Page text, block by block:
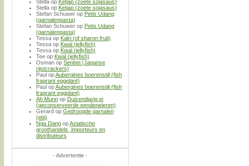
Stella op Ketjap (zoete sojasaus)
Stella op Ketjap (zoete sojasaus)
Stefan Schuwer op Petis Udang
(garnalenpasta)
Stefan Schuwer op Petis Udang
(garnalenpasta)
Tessa op Kaki (of sharon fruit)
Tessa op Kwal (jellyfish)
Tessa op Kwal (jellyfish)
Tee op Kwal (jellyfish)
Osman op Senbei (Japanse
rijstcrackers)
Paul opAubergines boerenstijl (fish
fragrant eggplant)
Paul opAubergines boerenstijl (fish
fragrant eggplant)
Ah Munn op Duizendjarig ei
(geconserveerde eendeneieren)
Gerard op Gedroogde garnalen
(ebi)
Nga Dang opAziatische
groothandels, importeurs en
distributeurs
- Advertentie -